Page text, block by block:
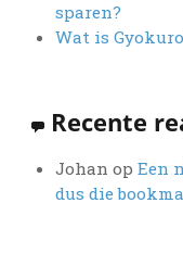
sparen?
Wat is
Recente
Johan op Een
dus die